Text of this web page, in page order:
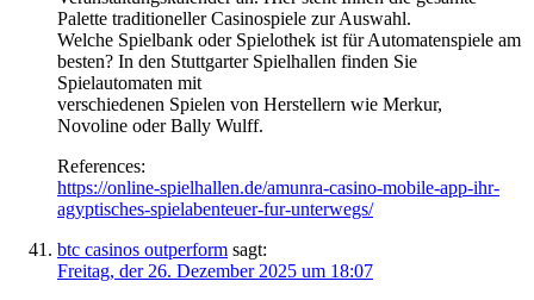
Palette traditioneller Casinospiele zur Auswahl.
Welche Spielbank oder Spielothek ist für Automatenspiele am
besten? In den Stuttgarter Spielhallen finden Sie
Spielautomaten mit
verschiedenen Spielen von Herstellern wie Merkur,
Novoline oder Bally Wulff.
References:
https://online-spielhallen.de/amunra-casino-mobile-app-ihr-
agyptisches-spielabenteuer-fur-unterwegs/
btc casinos outperform sagt:
Freitag, der 26. Dezember 2025 um 18:07